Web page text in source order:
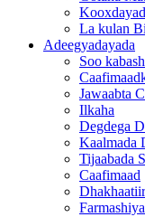
La kulan
Adeegyadayada
Soo
Jawaabta
Ilkaha
Degdega
Kaalmada
Tijaabada
Caafimaad